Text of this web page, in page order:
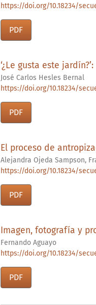
https://doi.org/10.18234/
PDF
‘¿Le gusta este
José Carlos Hesles Bernal
https://doi.org/10.18234/
PDF
El proceso de
Alejandra Ojeda Sampson,
https://doi.org/10.18234/
PDF
Imagen, fotografía y
Fernando Aguayo
https://doi.org/10.18234/
PDF